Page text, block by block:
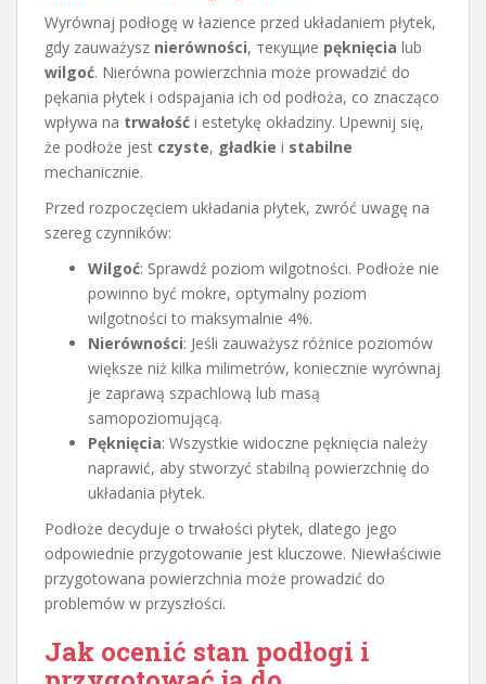
Wyrównaj podłogę w łazience przed układaniem płytek,
gdy zauważysz nierówności, текущие pęknięcia lub
wilgoć. Nierówna powierzchnia może prowadzić do
pękania płytek i odspajania ich od podłoża, co znacząco
wpływa na trwałość i estetykę okładziny. Upewnij się,
że podłoże jest czyste, gładkie i stabilne
mechanicznie.
Przed rozpoczęciem układania płytek, zwróć uwagę na
szereg czynników:
Wilgoć: Sprawdź poziom wilgotności. Podłoże nie
powinno być mokre, optymalny poziom
wilgotności to maksymalnie 4%.
Nierówności: Jeśli zauważysz różnice poziomów
większe niż kilka milimetrów, koniecznie wyrównaj
je zaprawą szpachlową lub masą
samopoziomującą.
Pęknięcia: Wszystkie widoczne pęknięcia należy
naprawić, aby stworzyć stabilną powierzchnię do
układania płytek.
Podłoże decyduje o trwałości płytek, dlatego jego
odpowiednie przygotowanie jest kluczowe. Niewłaściwie
przygotowana powierzchnia może prowadzić do
problemów w przyszłości.
Jak ocenić stan podłogi i